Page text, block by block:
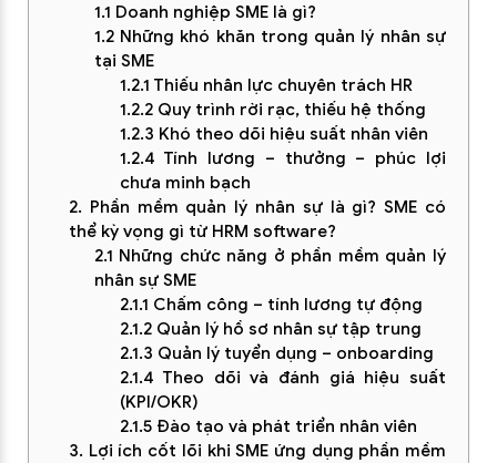
1.1 Doanh nghiệp SME là gì?
1.2 Những khó khăn trong quản lý nhân sự
tại SME
1.2.1 Thiếu nhân lực chuyên trách HR
1.2.2 Quy trình rời rạc, thiếu hệ thống
1.2.3 Khó theo dõi hiệu suất nhân viên
1.2.4 Tính lương – thưởng – phúc lợi
chưa minh bạch
2. Phần mềm quản lý nhân sự là gì? SME có
thể kỳ vọng gì từ HRM software?
2.1 Những chức năng ở phần mềm quản lý
nhân sự SME
2.1.1 Chấm công – tính lương tự động
2.1.2 Quản lý hồ sơ nhân sự tập trung
2.1.3 Quản lý tuyển dụng – onboarding
2.1.4 Theo dõi và đánh giá hiệu suất
(KPI/OKR)
2.1.5 Đào tạo và phát triển nhân viên
3. Lợi ích cốt lõi khi SME ứng dụng phần mềm